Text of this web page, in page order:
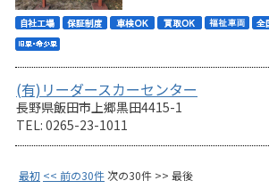
(有)リーダースカーセンター
長野県飯田市上郷黒田4415-1
TEL: 0265-23-1011
最初 << 前の30件次の30件 >> 最後